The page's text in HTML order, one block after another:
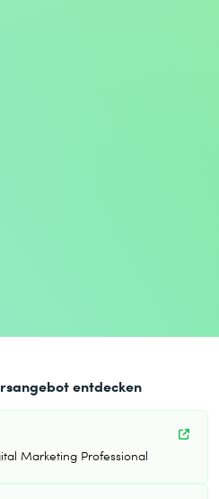
entdecken
Marketing Professional